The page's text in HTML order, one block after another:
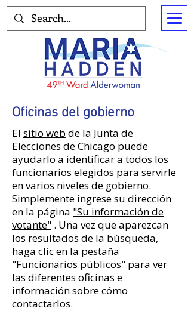
Oficinas del gobierno
El sitio web de la Junta de
Elecciones de Chicago puede
ayudarlo a identificar a todos los
funcionarios elegidos para servirle
en varios niveles de gobierno.
Simplemente ingrese su dirección
en la página "Su información de
votante" . Una vez que aparezcan
los resultados de la búsqueda,
haga clic en la pestaña
"Funcionarios públicos" para ver
las diferentes oficinas e
información sobre cómo
contactarlos.